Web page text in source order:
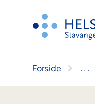
Forside .. .